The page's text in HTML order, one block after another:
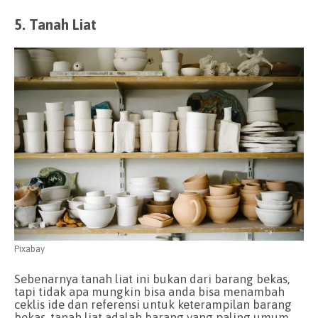
5. Tanah Liat
Pixabay
Sebenarnya tanah liat ini bukan dari barang bekas,
tapi tidak apa mungkin bisa anda bisa menambah
ceklis ide dan referensi untuk keterampilan barang